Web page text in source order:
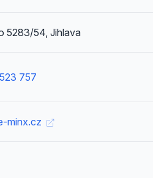
5283/54, Jihlava
757
minx.cz